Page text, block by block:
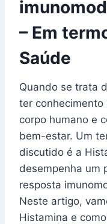
– Em
Saúde
Quando se trata
ter
corpo humano e
bem-estar. Um
discutido é a
desempenha um
resposta
Neste artigo,
Histamina e